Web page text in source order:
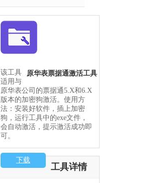
原华表票据通激活工具
该工具
适用与
原华表公司的票据通5.X和6.X
版本的加密狗激活。使用方
法：安装好软件，插上加密
狗，运行工具中的exe文件，
会自动激活，提示激活成功即
可。
下载
工具详情